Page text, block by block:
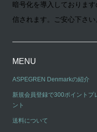
暗号化を導入しておりま
信されます。ご安心下さい
MENU
ASPEGREN Denmarkの紹介
新規会員登録で300ポイントプ
ント
送料について